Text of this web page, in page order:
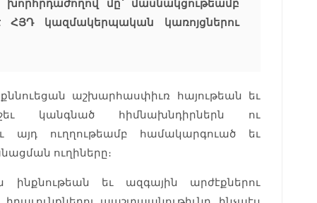
խորհրդաժողով մը՝ մասնակցութեամբ
ՀՅԴ կազմակերպական կառոյցներու
աշխարհասփիւռ հայութեան եւ
կանգնած հիմնախնդիրներն ու
այդ ուղղութեամբ համակարգուած եւ
ուղիները։
ինքնութեան եւ ազգային արժէքներու